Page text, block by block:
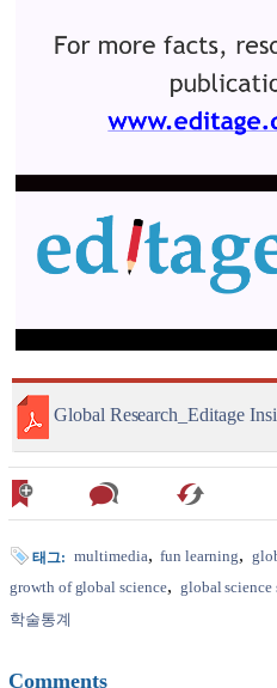
Global Research_Editage
태그: multimedia fun learning
growth of global science
global science
학술통계
Comments